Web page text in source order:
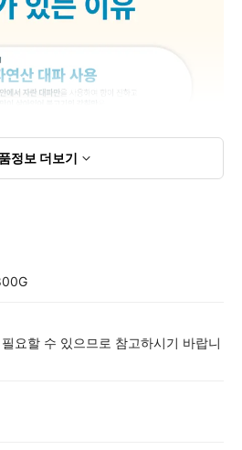
정보 더보기
요할 수 있으므로 참고하시기 바랍니